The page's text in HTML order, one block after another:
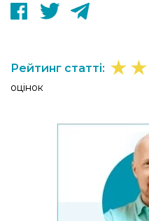
Рейтинг статті: ★★
оцінок